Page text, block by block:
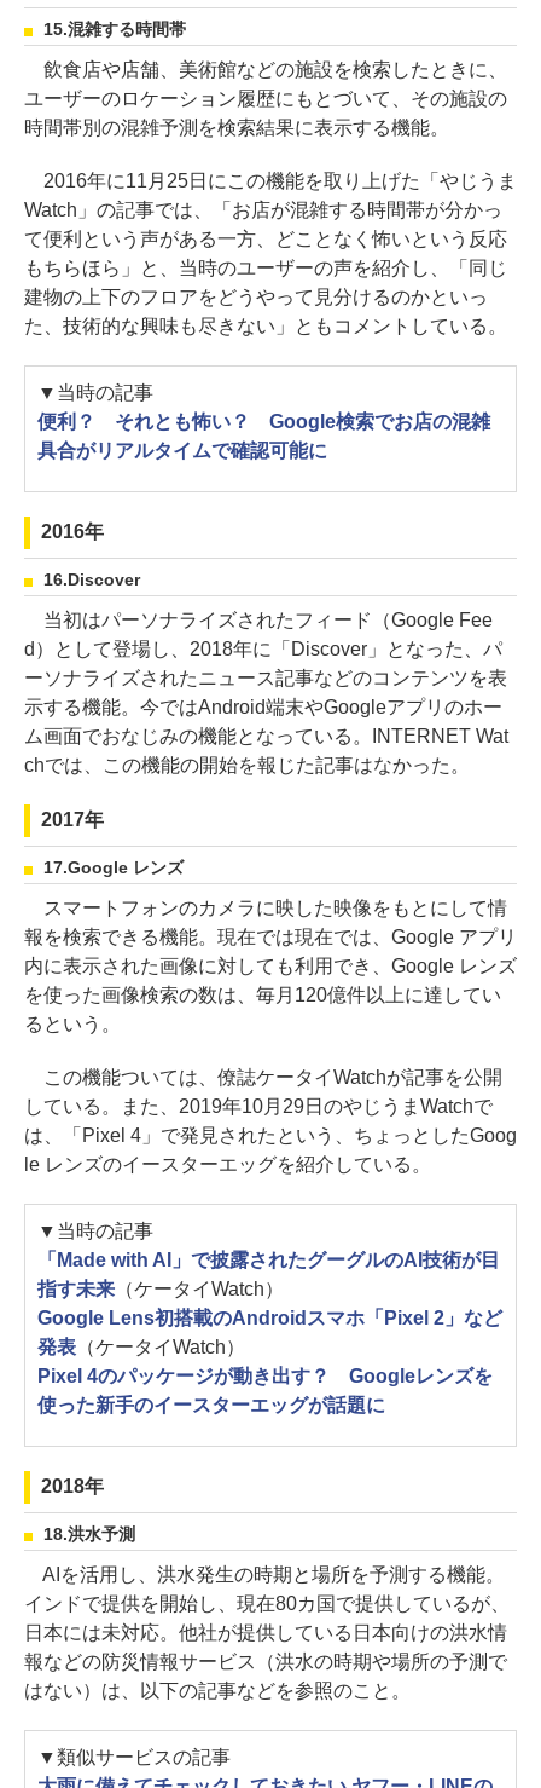
15.混雑する時間帯
飲食店や店舗、美術館などの施設を検索したときに、
ユーザーのロケーション履歴にもとづいて、その施設の
時間帯別の混雑予測を検索結果に表示する機能。
2016年に11月25日にこの機能を取り上げた「やじうま
Watch」の記事では、「お店が混雑する時間帯が分かっ
て便利という声がある一方、どことなく怖いという反応
もちらほら」と、当時のユーザーの声を紹介し、「同じ
建物の上下のフロアをどうやって見分けるのかといっ
た、技術的な興味も尽きない」ともコメントしている。
▼当時の記事
便利？ それとも怖い？ Google検索でお店の混雑
具合がリアルタイムで確認可能に
2016年
16.Discover
当初はパーソナライズされたフィード（Google Fee
d）として登場し、2018年に「Discover」となった、パ
ーソナライズされたニュース記事などのコンテンツを表
示する機能。今ではAndroid端末やGoogleアプリのホー
ム画面でおなじみの機能となっている。INTERNET Wat
chでは、この機能の開始を報じた記事はなかった。
2017年
17.Google レンズ
スマートフォンのカメラに映した映像をもとにして情
報を検索できる機能。現在では現在では、Google アプリ
内に表示された画像に対しても利用でき、Google レンズ
を使った画像検索の数は、毎月120億件以上に達してい
るという。
この機能ついては、僚誌ケータイWatchが記事を公開
している。また、2019年10月29日のやじうまWatchで
は、「Pixel 4」で発見されたという、ちょっとしたGoog
le レンズのイースターエッグを紹介している。
▼当時の記事
「Made with AI」で披露されたグーグルのAI技術が目
指す未来（ケータイWatch）
Google Lens初搭載のAndroidスマホ「Pixel 2」など
発表（ケータイWatch）
Pixel 4のパッケージが動き出す？ Googleレンズを
使った新手のイースターエッグが話題に
2018年
18.洪水予測
AIを活用し、洪水発生の時期と場所を予測する機能。
インドで提供を開始し、現在80カ国で提供しているが、
日本には未対応。他社が提供している日本向けの洪水情
報などの防災情報サービス（洪水の時期や場所の予測で
はない）は、以下の記事などを参照のこと。
▼類似サービスの記事